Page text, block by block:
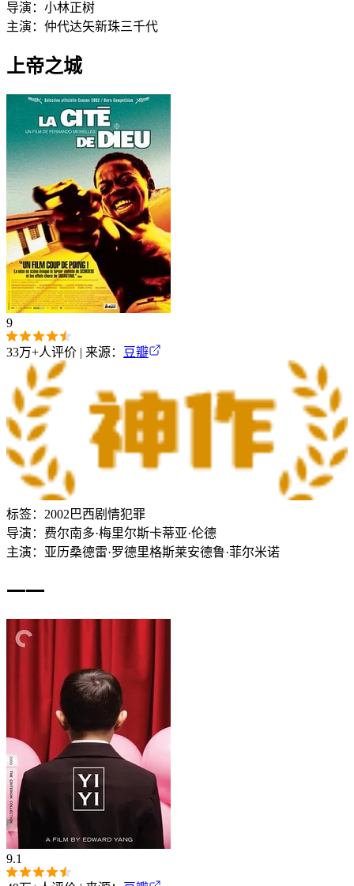
导演： 小林正树
主演： 仲代达矢新珠三千代
上帝之城
9
33万+人评价 | 来源： 豆瓣
标签： 2002 巴西剧情犯罪
导演： 费尔南多·梅里尔斯卡蒂亚·伦德
主演： 亚历桑德雷·罗德里格斯莱安德鲁·菲尔米诺
一一
9.1